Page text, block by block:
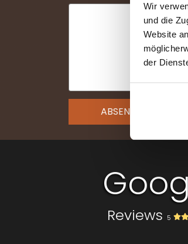
Wir
und die
Website
der
Contact
Reviews 5